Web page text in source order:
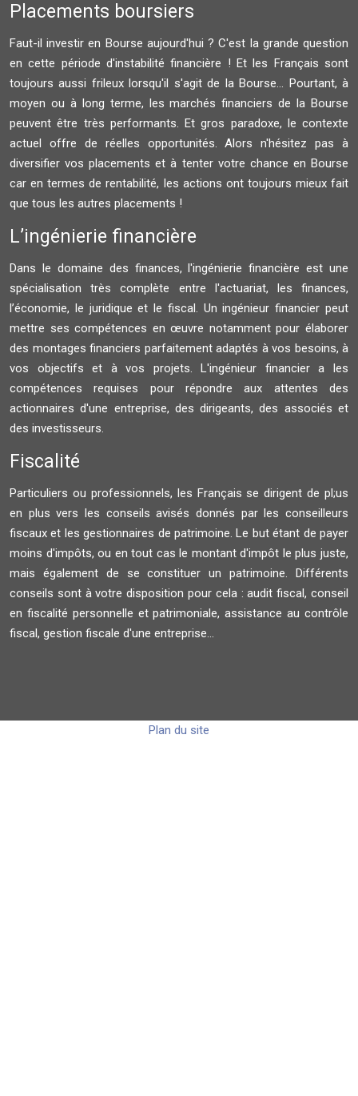
Placements boursiers
Faut-il investir en Bourse aujourd'hui ? C'est la grande question
en cette période d'instabilité financière ! Et les Français sont
toujours aussi frileux lorsqu'il s'agit de la Bourse... Pourtant, à
moyen ou à long terme, les marchés financiers de la Bourse
peuvent être très performants. Et gros paradoxe, le contexte
actuel offre de réelles opportunités. Alors n'hésitez pas à
diversifier vos placements et à tenter votre chance en Bourse
car en termes de rentabilité, les actions ont toujours mieux fait
que tous les autres placements !
L’ingénierie financière
Dans le domaine des finances, l'ingénierie financière est une
spécialisation très complète entre l'actuariat, les finances,
l’économie, le juridique et le fiscal. Un ingénieur financier peut
mettre ses compétences en œuvre notamment pour élaborer
des montages financiers parfaitement adaptés à vos besoins, à
vos objectifs et à vos projets. L'ingénieur financier a les
compétences requises pour répondre aux attentes des
actionnaires d'une entreprise, des dirigeants, des associés et
des investisseurs.
Fiscalité
Particuliers ou professionnels, les Français se dirigent de pl;us
en plus vers les conseils avisés donnés par les conseilleurs
fiscaux et les gestionnaires de patrimoine. Le but étant de payer
moins d'impôts, ou en tout cas le montant d'impôt le plus juste,
mais également de se constituer un patrimoine. Différents
conseils sont à votre disposition pour cela : audit fiscal, conseil
en fiscalité personnelle et patrimoniale, assistance au contrôle
fiscal, gestion fiscale d'une entreprise...
Plan du site